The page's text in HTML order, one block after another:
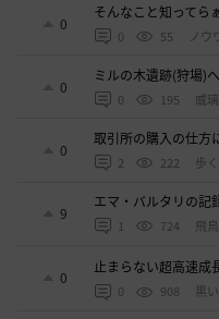
0
そんなこと知ってら
0 55 ノウ
0
ミルの木遺跡(狩場)
0 195 威
0
取引所の購入の仕方
2 222 歩
9
エマ・バルタリの記
1 724 飛
0
止まらない超高速成
0 908 黒